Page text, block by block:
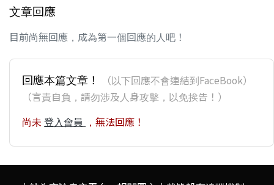
文章回應
目前尚無回應，成為第一個回應的人吧！
回應本篇文章！
（以下回應不會連結到FaceBook）
（言責自負，請勿涉及人身攻擊，以免挨告！）
尚未 登入會員 ，無法回應！